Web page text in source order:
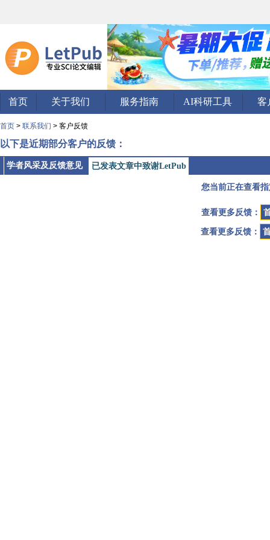
首页 关于我们 服务指南 AI科研工具 客
首页 > 联系我们 > 客户反馈
以下是近期部分客户的反馈：
学者风采及反馈意见 已发表文章中致谢LetPub
您当前正在查看
查看更多反馈：
查看更多反馈：